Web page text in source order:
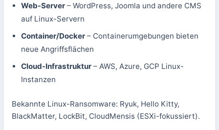
Web-Server – WordPress, Joomla und andere CMS
auf Linux-Servern
Container/Docker – Containerumgebungen bieten
neue Angriffsflächen
Cloud-Infrastruktur – AWS, Azure, GCP Linux-
Instanzen
Bekannte Linux-Ransomware: Ryuk, Hello Kitty,
BlackMatter, LockBit, CloudMensis (ESXi-fokussiert).